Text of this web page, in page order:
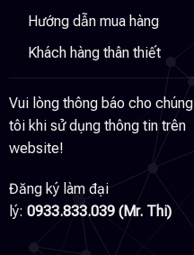
Hướng dẫn mua hàng
Khách hàng thân thiết
Vui lòng thông báo cho chúng
tôi khi sử dụng thông tin trên
website!
Đăng ký làm đại
lý: 0933.833.039 (Mr. Thi)